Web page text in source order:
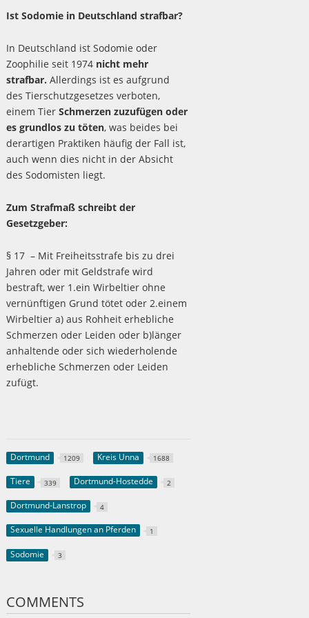
Ist Sodomie in Deutschland strafbar?
In Deutschland ist Sodomie oder
Zoophilie seit 1974 nicht mehr
strafbar. Allerdings ist es aufgrund
des Tierschutzgesetzes verboten,
einem TierSchmerzen zuzufügen oder
es grundlos zu töten, was beides bei
derartigen Praktiken häufig der Fall ist,
auch wenn dies nicht in der Absicht
des Sodomisten liegt.
Zum Strafmaß schreibt der
Gesetzgeber:
§ 17 – Mit Freiheitsstrafe bis zu drei
Jahren oder mit Geldstrafe wird
bestraft, wer 1.ein Wirbeltier ohne
vernünftigen Grund tötet oder 2.einem
Wirbeltier a) aus Rohheit erhebliche
Schmerzen oder Leiden oder b)länger
anhaltende oder sich wiederholende
erhebliche Schmerzen oder Leiden
zufügt.
Dortmund 1209 Kreis Unna 1688
Tiere 339 Dortmund-Hostedde 2
Dortmund-Lanstrop 4
Sexuelle Handlungen an Pferden 1
Sodomie 3
COMMENTS